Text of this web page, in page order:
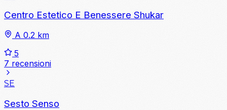
Centro Estetico E Benessere Shukar
A 0.2 km
5
7 recensioni
SE
Sesto Senso